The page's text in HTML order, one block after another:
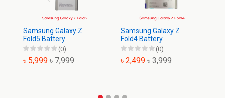
Samsung Galaxy Z
Fold5 Battery
(0)
৳ 5,999 ৳ 7,999
Samsung Galaxy Z
Fold4 Battery
(0)
৳ 2,499 ৳ 3,999